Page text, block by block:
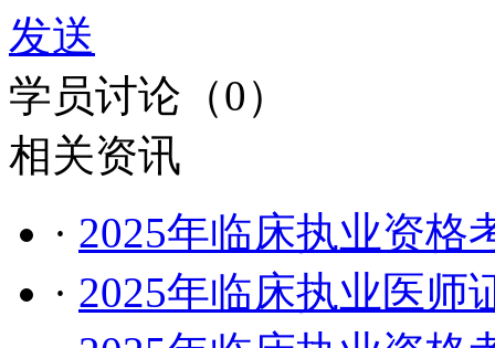
发送
学员讨论（0）
相关资讯
· 2025年临床执业资格
· 2025年临床执业医师